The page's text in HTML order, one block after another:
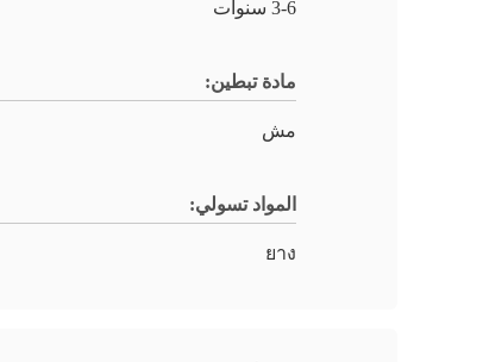
3-6 سنوات
مادة تبطين:
مش
المواد تسولي:
ยาง